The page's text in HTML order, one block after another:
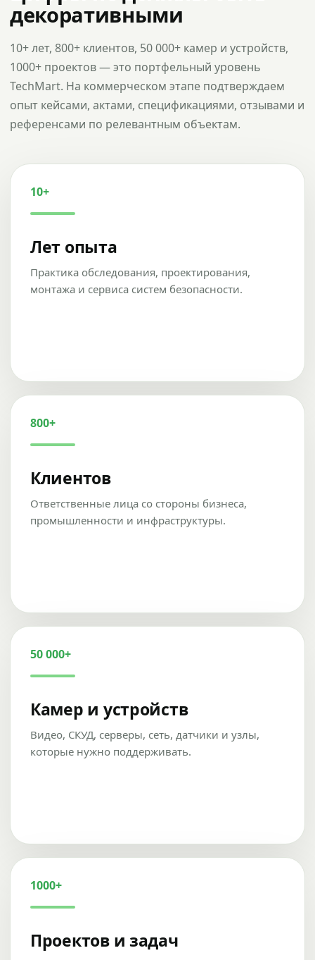
декоративными
10+ лет, 800+ клиентов, 50 000+ камер и устройств,
1000+ проектов — это портфельный уровень
TechMart. На коммерческом этапе подтверждаем
опыт кейсами, актами, спецификациями, отзывами и
референсами по релевантным объектам.
10+
Лет опыта
Практика обследования, проектирования,
монтажа и сервиса систем безопасности.
800+
Клиентов
Ответственные лица со стороны бизнеса,
промышленности и инфраструктуры.
50 000+
Камер и устройств
Видео, СКУД, серверы, сеть, датчики и узлы,
которые нужно поддерживать.
1000+
Проектов и задач